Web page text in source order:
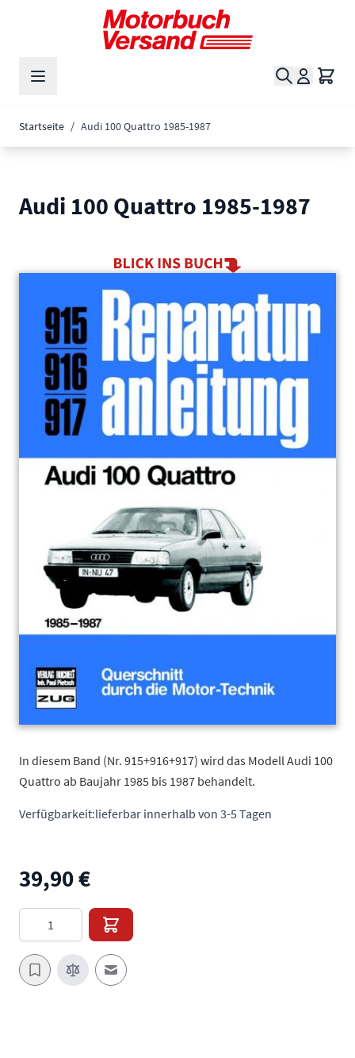
Zum Inhalt springen
Suche
Startseite / Audi 100 Quattro 1985-1987
Audi 100 Quattro 1985-1987
In diesem Band (Nr. 915+916+917) wird das Modell Audi 100
Quattro ab Baujahr 1985 bis 1987 behandelt.
Verfügbarkeit:lieferbar innerhalb von 3-5 Tagen
39,90 €
E-Mail an einen Freund